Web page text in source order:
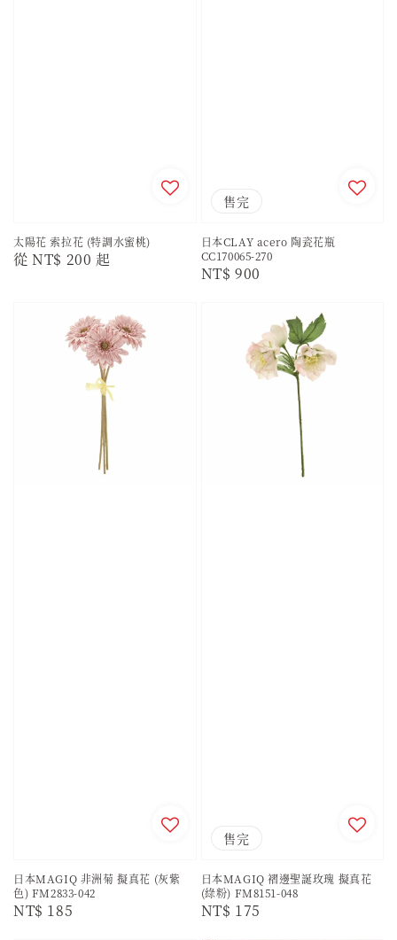
太陽花 索拉花 (特調水蜜桃)
Regular
從NT$ 200 起
售完
日本CLAY acero 陶瓷花瓶
CC170065-270
Regular
NT$ 900
日本MAGIQ 非洲菊 擬真花 (灰紫
色) FM2833-042
Regular
NT$ 185
售完
日本MAGIQ 褶邊聖誕玫瑰 擬真花
(綠粉) FM8151-048
Regular
NT$ 175